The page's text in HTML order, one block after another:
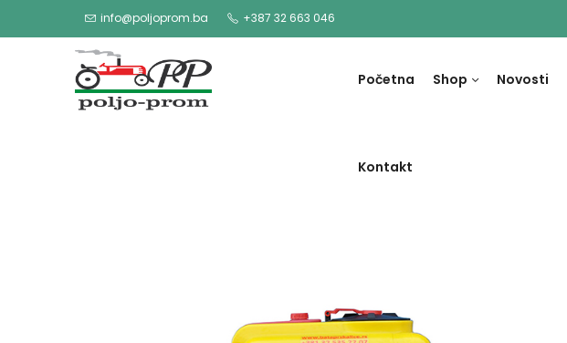
info@poljoprom.ba +387 32 663 046
Početna Shop Novosti
Kontakt